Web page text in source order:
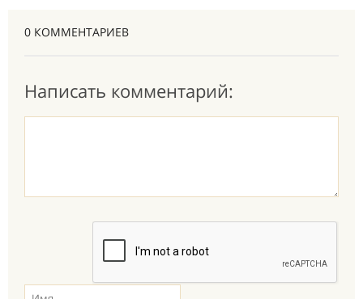
0 КОММЕНТАРИЕВ
Написать комментарий: